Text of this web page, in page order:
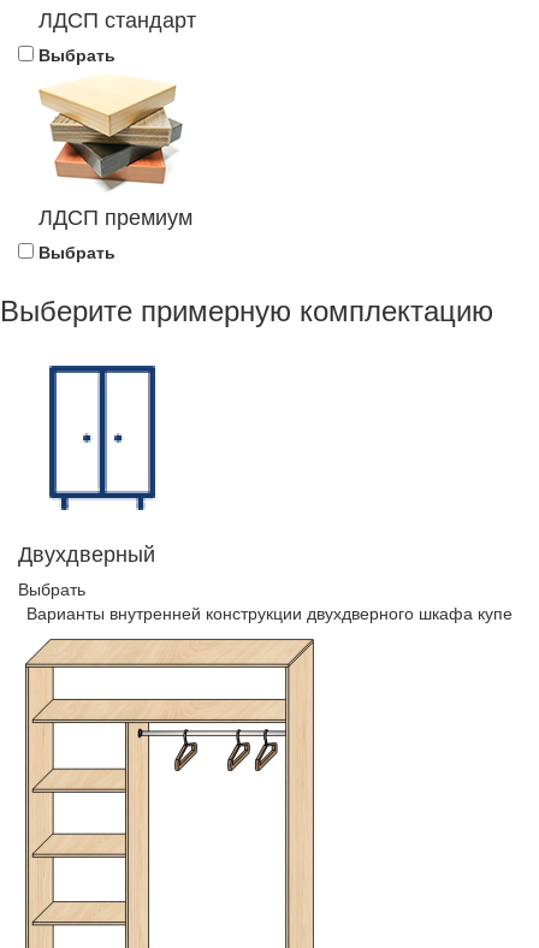
ЛДСП стандарт
Выбрать
ЛДСП премиум
Выбрать
Выберите примерную комплектацию
Двухдверный
Выбрать
Варианты внутренней конструкции двухдверного шкафа купе